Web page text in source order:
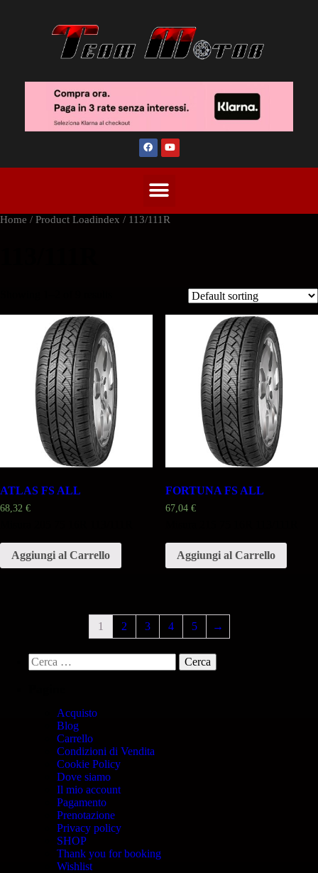
Home / Product Loadindex / 113/111R
ATLAS FS ALL
68,32 €
Aggiungi al Carrello
FORTUNA FS ALL
67,04 €
Aggiungi al Carrello
1 2 3 4 5 →
Acquisto
Blog
Carrello
Condizioni di Vendita
Cookie Policy
Dove siamo
Il mio account
Pagamento
Prenotazione
Privacy policy
SHOP
Thank you for booking
Wishlist